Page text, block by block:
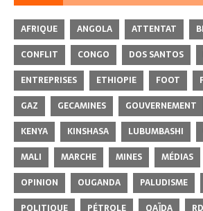
AFRIQUE ANGOLA ATTENTAT
CONFLIT
CONGO DOS SANTOS
ENTREPRISES
ETHIOPIE FOOT
GAZ
GECAMINES GOUVERNEMENT
KENYA
KINSHASA LUBUMBASHI
MALI
MARCHE MINES MÉDIAS
OPINION
OUGANDA PALUDISME